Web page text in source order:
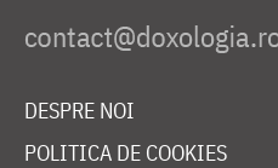
DESPRE NOI
POLITICA DE COOKIES